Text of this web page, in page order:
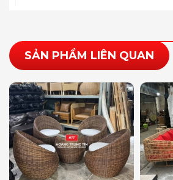
SẢN PHẨM LIÊN QUAN